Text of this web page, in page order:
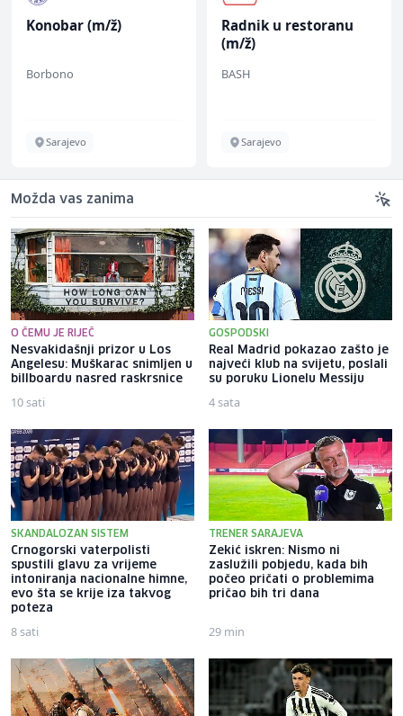
Konobar (m/ž)
Borbono
Sarajevo
Radnik u restoranu
(m/ž)
BASH
Sarajevo
Možda vas zanima
O ČEMU JE RIJEČ
Nesvakidašnji prizor u Los
Angelesu: Muškarac snimljen u
billboardu nasred raskrsnice
10 sati
GOSPODSKI
Real Madrid pokazao zašto je
najveći klub na svijetu, poslali
su poruku Lionelu Messiju
4 sata
SKANDALOZAN SISTEM
Crnogorski vaterpolisti
spustili glavu za vrijeme
intoniranja nacionalne himne,
evo šta se krije iza takvog
poteza
8 sati
TRENER SARAJEVA
Zekić iskren: Nismo ni
zaslužili pobjedu, kada bih
počeo pričati o problemima
pričao bih tri dana
29 min